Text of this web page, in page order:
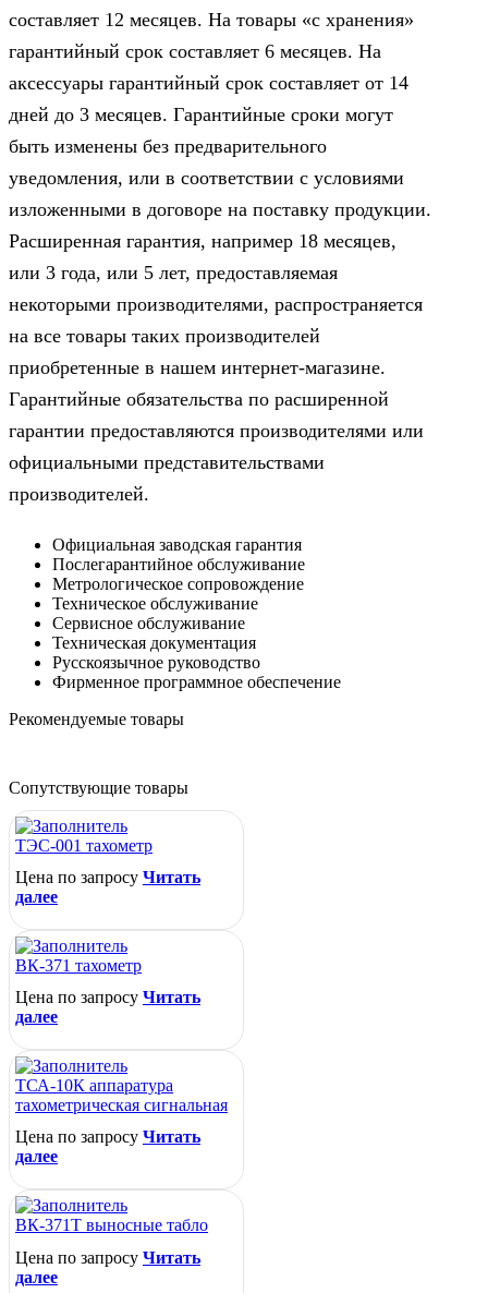
составляет 12 месяцев. На товары «с хранения»
гарантийный срок составляет 6 месяцев. На
аксессуары гарантийный срок составляет от 14
дней до 3 месяцев. Гарантийные сроки могут
быть изменены без предварительного
уведомления, или в соответствии с условиями
изложенными в договоре на поставку продукции.
Расширенная гарантия, например 18 месяцев,
или 3 года, или 5 лет, предоставляемая
некоторыми производителями, распространяется
на все товары таких производителей
приобретенные в нашем интернет-магазине.
Гарантийные обязательства по расширенной
гарантии предоставляются производителями или
официальными представительствами
производителей.
Официальная заводская гарантия
Послегарантийное обслуживание
Метрологическое сопровождение
Техническое обслуживание
Сервисное обслуживание
Техническая документация
Русскоязычное руководство
Фирменное программное обеспечение
Рекомендуемые товары
Сопутствующие товары
ТЭС-001 тахометр
Цена по запросу Читать
далее
ВК-371 тахометр
Цена по запросу Читать
далее
ТСА-10К аппаратура
тахометрическая сигнальная
Цена по запросу Читать
далее
ВК-371Т выносные табло
Цена по запросу Читать
далее